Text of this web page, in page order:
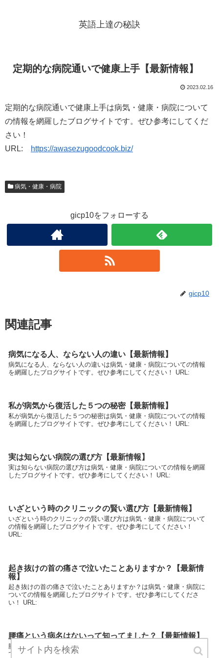
英語上達の秘訣
定期的な病院通いで健康上手【最新情報】
2023.02.16
定期的な病院通いで健康上手は病気・健康・病院について
の情報を網羅したブログサイトです。ぜひ参考にしてくだ
さい！
URL:
https://awasezugoodcook.biz/
病気・健康・病院
gicp10をフォローする
gicp10
関連記事
病気になる人、ならない人の違い【最新情報】
病気になる人、ならない人の違いは病気・健康・病院についての情報
を網羅したブログサイトです。ぜひ参考にしてください！ URL:
私が病気から復活した５つの秘密【最新情報】
私が病気から復活した５つの秘密は病気・健康・病院についての情報
を網羅したブログサイトです。ぜひ参考にしてください！ URL:
実は知らない病院の選び方【最新情報】
実は知らない病院の選び方は病気・健康・病院についての情報を網羅
したブログサイトです。ぜひ参考にしてください！ URL:
いざという時のクリニックの賢い選び方【最新情報】
いざという時のクリニックの賢い選び方は病気・健康・病院について
の情報を網羅したブログサイトです。ぜひ参考にしてください！
URL:
起き抜けの首の痛さで泣いたことありますか？【最新情
報】
起き抜けの首の痛さで泣いたことありますか？は病気・健康・病院に
ついての情報を網羅したブログサイトです。ぜひ参考にしてくださ
い！ URL:
腰痛という病名はないって知ってました？【最新情報】
腰痛という病名はないって知ってました？は病気・健康・病院につい
ての情報を網羅したブログサイトです。ぜひ参考にしてください！